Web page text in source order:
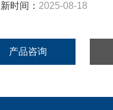
时间： 2025-08-18
产品咨询